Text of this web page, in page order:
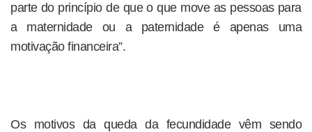
parte do princípio de que o que move as pessoas para
a maternidade ou a paternidade é apenas uma
motivação financeira”.
Os motivos da queda da fecundidade vêm sendo